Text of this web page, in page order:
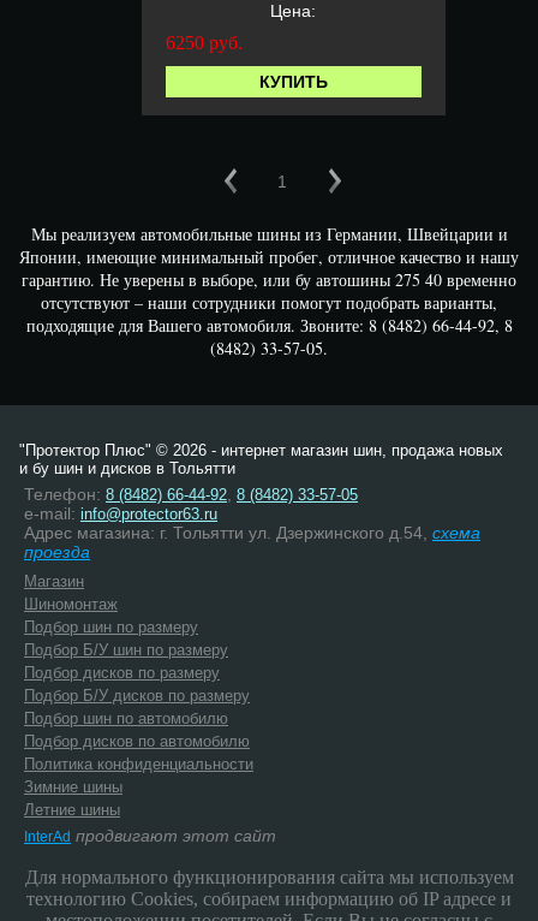
Цена:
6250 руб.
КУПИТЬ
1
Мы реализуем автомобильные шины из Германии, Швейцарии и
Японии, имеющие минимальный пробег, отличное качество и нашу
гарантию. Не уверены в выборе, или бу автошины 275 40 временно
отсутствуют – наши сотрудники помогут подобрать варианты,
подходящие для Вашего автомобиля. Звоните: 8 (8482) 66-44-92, 8
(8482) 33-57-05.
"Протектор Плюс" © 2026 - интернет магазин шин, продажа новых
и бу шин и дисков в Тольятти
Телефон: 8 (8482) 66-44-92 8 (8482) 33-57-05
e-mail: info@protector63.ru
Адрес магазина: г. Тольятти ул. Дзержинского д.54, схема
проезда
Магазин
Шиномонтаж
Подбор шин по размеру
Подбор Б/У шин по размеру
Подбор дисков по размеру
Подбор Б/У дисков по размеру
Подбор шин по автомобилю
Подбор дисков по автомобилю
Политика конфиденциальности
Зимние шины
Летние шины
InterAd продвигают этот сайт
Для нормального функционирования сайта мы используем
технологию Cookies, собираем информацию об IP адресе и